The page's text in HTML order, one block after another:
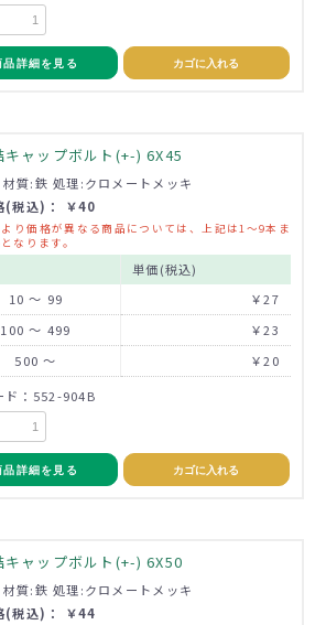
品詳細を見る カゴに入れる
ャップボルト(+-) 6X45
質:鉄 処理:クロメートメッキ
(税込)： ￥40
り価格が異なる商品については、上記は1～9本ま
なります。
単価(税込)
10 ～ 99
￥27
100 ～ 499
￥23
500 ～
￥20
ド：552-904B
品詳細を見る カゴに入れる
ャップボルト(+-) 6X50
質:鉄 処理:クロメートメッキ
(税込)： ￥44